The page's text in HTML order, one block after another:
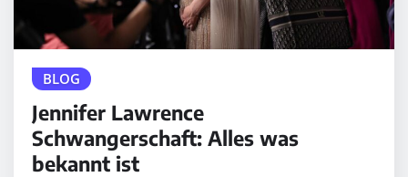
BLOG
Jennifer Lawrence
Schwangerschaft: Alles was
bekannt ist